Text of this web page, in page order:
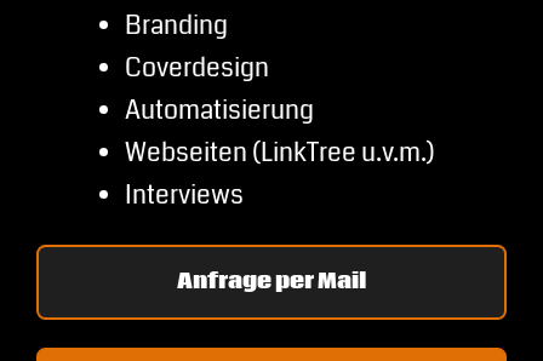
Branding
Coverdesign
Automatisierung
Webseiten (LinkTree u.v.m.)
Interviews
Anfrage per Mail